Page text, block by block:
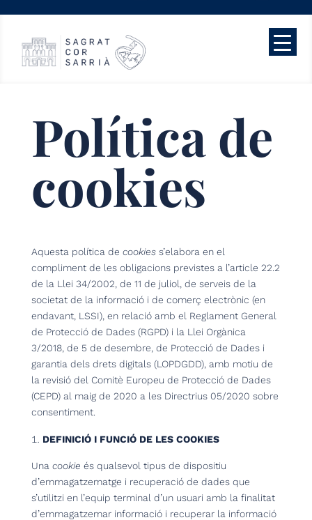
Política de
cookies
Aquesta política de cookiess’elabora en el
compliment de les obligacions previstes a l’article 22.2
de la Llei 34/2002, de 11 de juliol, de serveis de la
societat de la informació i de comerç electrònic (en
endavant, LSSI), en relació amb el Reglament General
de Protecció de Dades (RGPD) i la Llei Orgànica
3/2018, de 5 de desembre, de Protecció de Dades i
garantia dels drets digitals (LOPDGDD), amb motiu de
la revisió del Comitè Europeu de Protecció de Dades
(CEPD) al maig de 2020 a les Directrius 05/2020 sobre
consentiment.
DEFINICIÓ I FUNCIÓ DE LES COOKIES
Una cookie és qualsevol tipus de dispositiu
d’emmagatzematge i recuperació de dades que
s’utilitzi en l’equip terminal d’un usuari amb la finalitat
d’emmagatzemar informació i recuperar la informació